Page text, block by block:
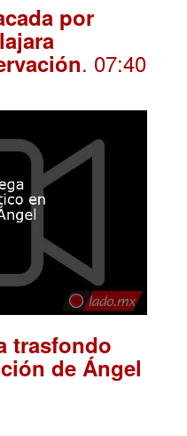
por
. 07:40
trasfondo
de Ángel